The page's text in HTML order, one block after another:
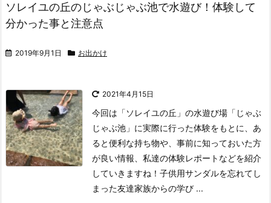
ソレイユの丘のじゃぶじゃぶ池で水遊び！体験して
分かった事と注意点
2019年9月1日 お出かけ
2021年4月15日
今回は「ソレイユの丘」の水遊び場「じゃぶ
じゃぶ池」に実際に行った体験をもとに、あ
ると便利な持ち物や、事前に知っておいた方
が良い情報、私達の体験レポートなどを紹介
していきますね！ 子供用サンダルを忘れてし
まった友達家族からの学び ...